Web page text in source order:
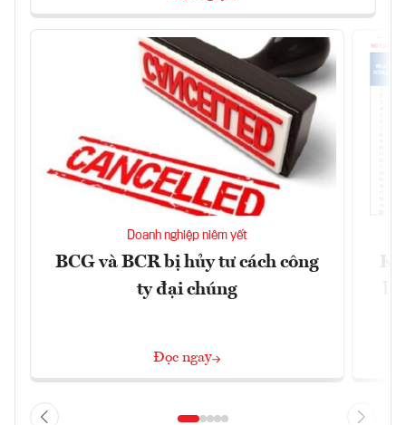
Doanh nghiệp niêm yết
BCG và BCR bị hủy tư cách công
ty đại chúng
Đọc ngay